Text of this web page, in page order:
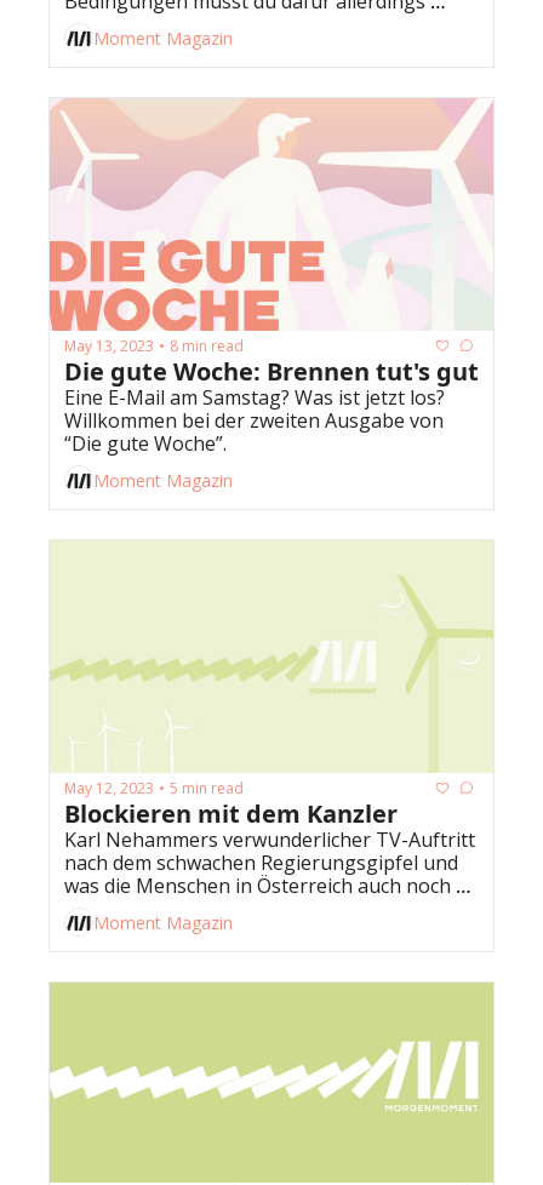
erfüllen. Dafür kriegst du auch noch eine
blaue Einladung obendrauf
Moment Magazin
May 13, 2023 • 8 min read
Die gute Woche: Brennen tut's gut
Eine E-Mail am Samstag? Was ist jetzt los?
Willkommen bei der zweiten Ausgabe von
“Die gute Woche”.
Moment Magazin
May 12, 2023 • 5 min read
Blockieren mit dem Kanzler
Karl Nehammers verwunderlicher TV-Auftritt
nach dem schwachen Regierungsgipfel und
was die Menschen in Österreich auch noch
sorgt.Moment Magazin